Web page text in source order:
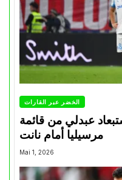
الخضر عبر القارات
عبدلي من قائمة
مرسيليا أمام نانت
Mai 1, 2026